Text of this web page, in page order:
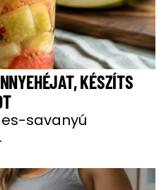
KÉSZÍTS
savanyú